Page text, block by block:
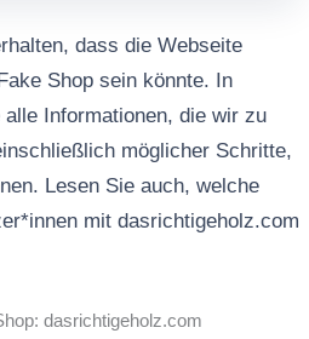
dass die Webseite
Shop sein könnte. In
Informationen, die wir zu
möglicher Schritte,
Lesen Sie auch, welche
mit dasrichtigeholz.com
dasrichtigeholz.com